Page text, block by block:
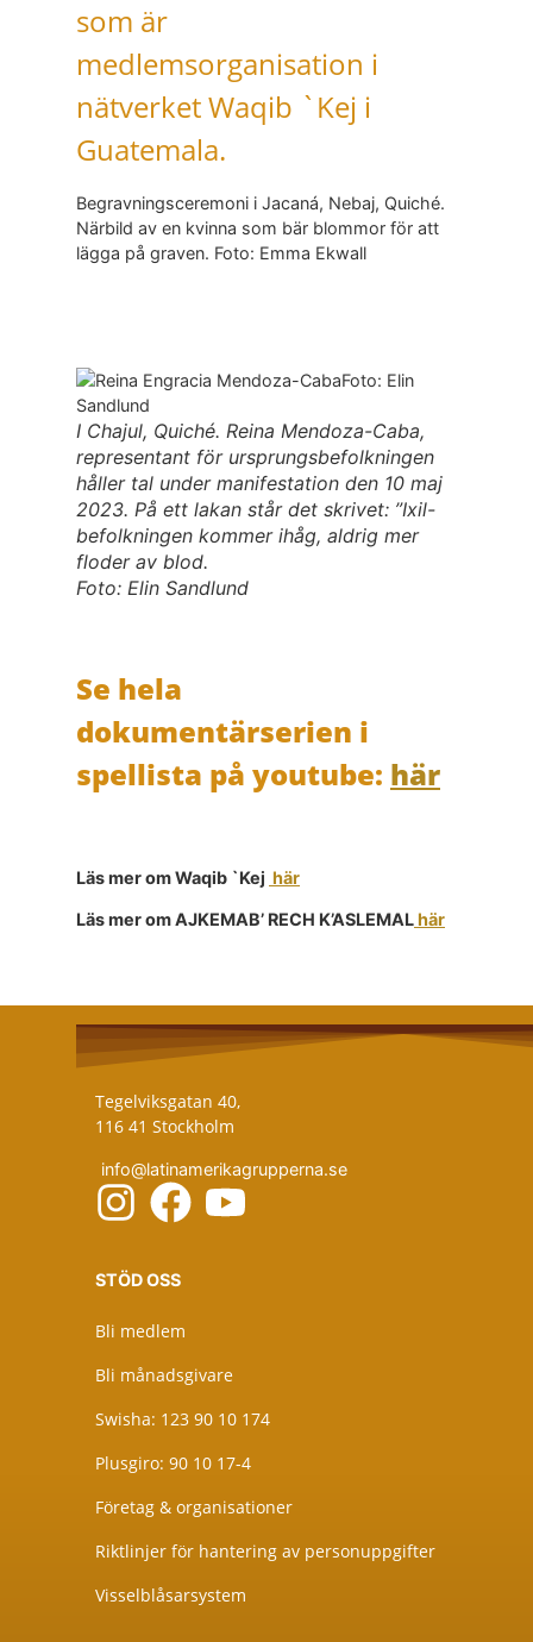
som är
medlemsorganisation i
nätverket Waqib `Kej i
Guatemala.
Begravningsceremoni i Jacaná, Nebaj, Quiché.
Närbild av en kvinna som bär blommor för att
lägga på graven. Foto: Emma Ekwall
I Chajul, Quiché. Reina Mendoza-Caba,
representant för ursprungsbefolkningen
håller tal under manifestation den 10 maj
2023. På ett lakan står det skrivet: ”Ixil-
befolkningen kommer ihåg, aldrig mer
floder av blod.
Foto: Elin Sandlund
Se hela
dokumentärserien i
spellista på youtube: här
Läs mer om Waqib `Kej här
Läs mer om AJKEMAB’ RECH K’ASLEMALhär
Tegelviksgatan 40,
116 41 Stockholm
info@latinamerikagrupperna.se
STÖD OSS
Bli medlem
Bli månadsgivare
Swisha: 123 90 10 174
Plusgiro: 90 10 17-4
Företag & organisationer
Riktlinjer för hantering av personuppgifter
Visselblåsarsystem